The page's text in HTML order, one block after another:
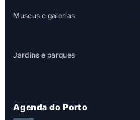
Museus e galerias
Jardins e parques
Agenda do Porto